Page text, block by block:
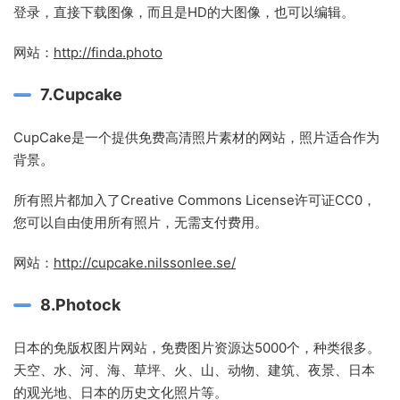
登录，直接下载图像，而且是HD的大图像，也可以编辑。
网站： http://finda.photo
7.Cupcake
CupCake是一个提供免费高清照片素材的网站，照片适合作为
背景。
所有照片都加入了Creative Commons License许可证CC0，
您可以自由使用所有照片，无需支付费用。
网站： http://cupcake.nilssonlee.se/
8.Photock
日本的免版权图片网站，免费图片资源达5000个，种类很多。
天空、水、河、海、草坪、火、山、动物、建筑、夜景、日本
的观光地、日本的历史文化照片等。